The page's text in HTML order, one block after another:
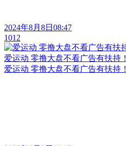
2024年8月8日08:47
1012
爱运动 零撸大盘不看广告有扶持！
爱运动 零撸大盘不看广告有扶持！